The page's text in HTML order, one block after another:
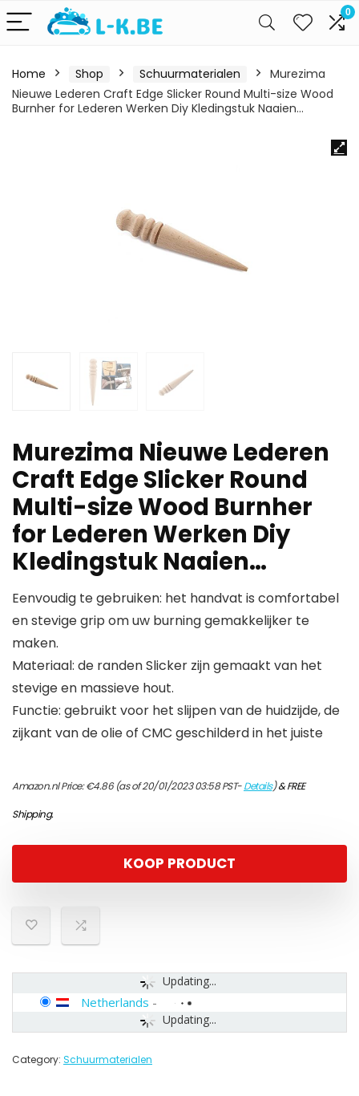
0
Home Shop Schuurmaterialen
Murezima
Nieuwe Lederen Craft Edge Slicker Round Multi-size Wood
Burnher for Lederen Werken Diy Kledingstuk Naaien…
Murezima Nieuwe Lederen
Craft Edge Slicker Round
Multi-size Wood Burnher
for Lederen Werken Diy
Kledingstuk Naaien…
Eenvoudig te gebruiken: het handvat is comfortabel
en stevige grip om uw burning gemakkelijker te
maken.
Materiaal: de randen Slicker zijn gemaakt van het
stevige en massieve hout.
Functie: gebruikt voor het slijpen van de huidzijde, de
zijkant van de olie of CMC geschilderd in het juiste
Amazon.nl Price:€4.86(as of 20/01/2023 03:58 PST-Details)&FREE
Shipping.
KOOP PRODUCT
Updating...
Updating...
Netherlands -
Category: Schuurmaterialen